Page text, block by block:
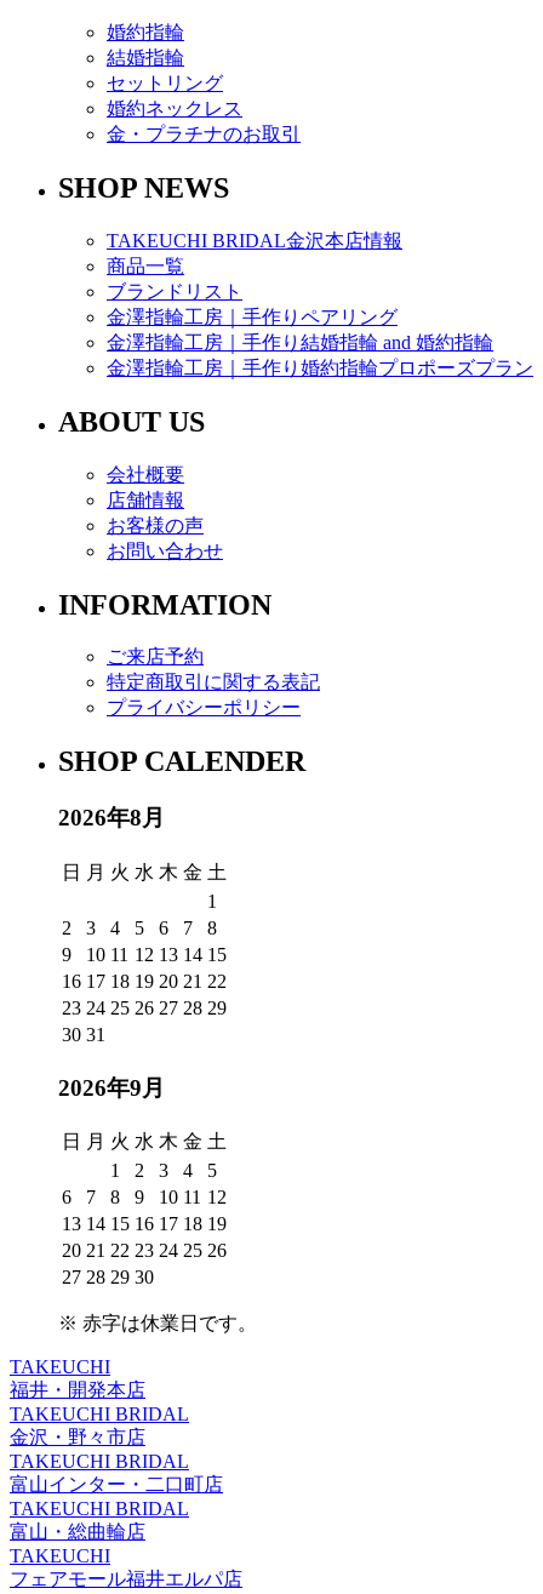
婚約指輪
結婚指輪
セットリング
婚約ネックレス
金・プラチナのお取引
SHOP NEWS
TAKEUCHI BRIDAL金沢本店情報
商品一覧
ブランドリスト
金澤指輪工房｜手作りペアリング
金澤指輪工房｜手作り結婚指輪 and 婚約指輪
金澤指輪工房｜手作り婚約指輪プロポーズプラン
ABOUT US
会社概要
店舗情報
お客様の声
お問い合わせ
INFORMATION
ご来店予約
特定商取引に関する表記
プライバシーポリシー
SHOP CALENDER
2026年8月
日 月 火 水 木 金 土
1
2
3 4 5 6 7
8
9
10 11 12 13 14 15
16 17 18 19 20 21 22
23 24 25 26 27 28 29
30 31
2026年9月
日 月 火 水 木 金 土
1
2 3 4
5
6
7 8 9 10 11 12
13 14 15 16 17 18 19
20 21 22 23 24 25 26
27 28 29 30
※ 赤字は休業日 です。
TAKEUCHI
福井・開発本店
TAKEUCHI BRIDAL
金沢・野々市店
TAKEUCHI BRIDAL
富山インター・二口町店
TAKEUCHI BRIDAL
富山・総曲輪店
TAKEUCHI
フェアモール福井エルパ店